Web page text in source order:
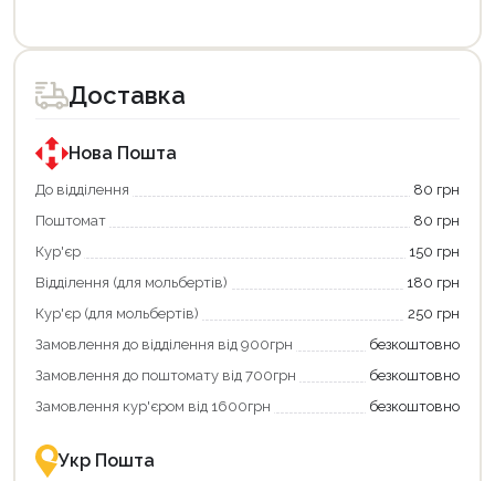
товар
для
покупки
державною
програмою
єКнига.
Використовуйте
карту
щоб
зекономити
та
отримати
переваги!
картою
єКнига
–
зручно
та
Доставка
Нова Пошта
До відділення
80 грн
Поштомат
80 грн
Кур'єр
150 грн
Відділення (для мольбертів)
180 грн
Кур'єр (для мольбертів)
250 грн
Замовлення до відділення від 900грн
безкоштовно
Замовлення до поштомату від 700грн
безкоштовно
Замовлення кур'єром від 1600грн
безкоштовно
Укр Пошта